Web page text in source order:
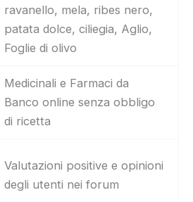
ravanello, mela, ribes nero,
patata dolce, ciliegia, Aglio,
Foglie di olivo
Medicinali e Farmaci da
Banco online senza obbligo
di ricetta
Valutazioni positive e opinioni
degli utenti nei forum